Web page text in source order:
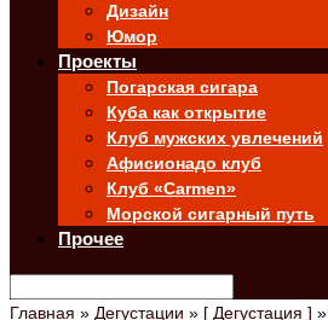
Дизайн
Юмор
Проекты
Погарская сигара
Куба как открытие
Клуб мужских увлечений
Афисионадо клуб
Клуб «Carmen»
Морской сигарный путь
Прочее
Главная » Дегустации » [ Дегустация ] »